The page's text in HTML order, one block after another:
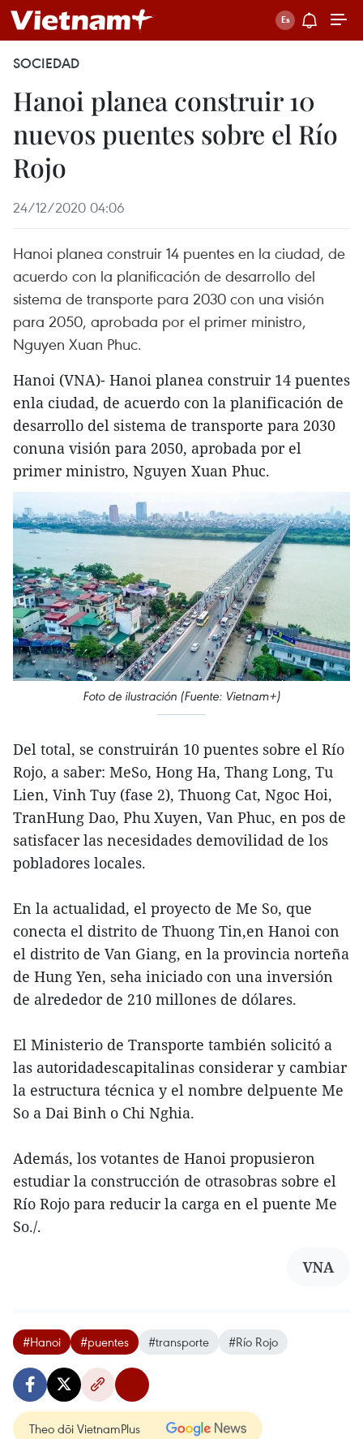
SOCIEDAD
Hanoi planea construir 10
nuevos puentes sobre el Río
Rojo
24/12/2020 04:06
Hanoi planea construir 14 puentes en la ciudad, de
acuerdo con la planificación de desarrollo del
sistema de transporte para 2030 con una visión
para 2050, aprobada por el primer ministro,
Nguyen Xuan Phuc.
Hanoi (VNA)- Hanoi planea construir 14 puentes
enla ciudad, de acuerdo con la planificación de
desarrollo del sistema de transporte para 2030
conuna visión para 2050, aprobada por el
primer ministro, Nguyen Xuan Phuc.
Foto de ilustración (Fuente: Vietnam+)
Del total, se construirán 10 puentes sobre el Río
Rojo, a saber: MeSo, Hong Ha, Thang Long, Tu
Lien, Vinh Tuy (fase 2), Thuong Cat, Ngoc Hoi,
TranHung Dao, Phu Xuyen, Van Phuc, en pos de
satisfacer las necesidades demovilidad de los
pobladores locales.
En la actualidad, el proyecto de Me So, que
conecta el distrito de Thuong Tin,en Hanoi con
el distrito de Van Giang, en la provincia norteña
de Hung Yen, seha iniciado con una inversión
de alrededor de 210 millones de dólares.
El Ministerio de Transporte también solicitó a
las autoridadescapitalinas considerar y cambiar
la estructura técnica y el nombre delpuente Me
So a Dai Binh o Chi Nghia.
Además, los votantes de Hanoi propusieron
estudiar la construcción de otrasobras sobre el
Río Rojo para reducir la carga en el puente Me
So./.
VNA
#Hanoi #puentes #transporte #Río Rojo
Theo dõi VietnamPlus